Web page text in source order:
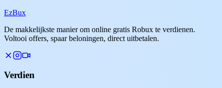
EzBux
De makkelijkste manier om online gratis Robux te verdienen.
Voltooi offers, spaar beloningen, direct uitbetalen.
Verdien